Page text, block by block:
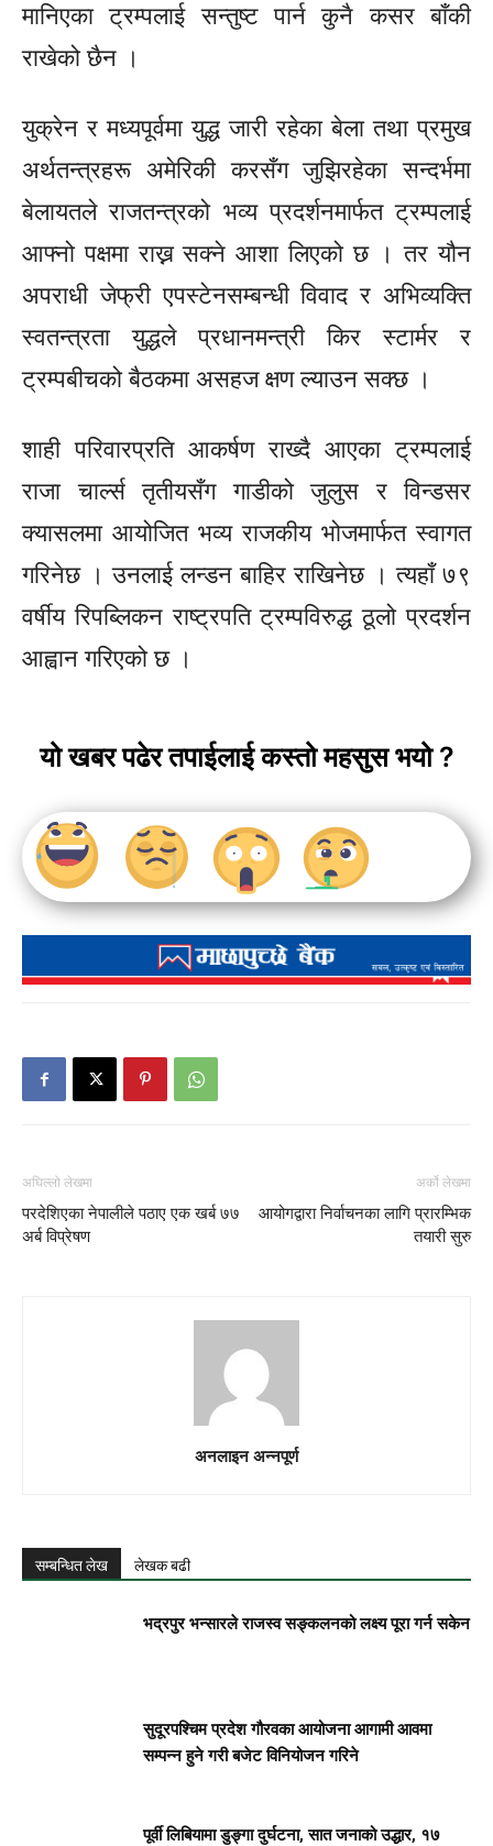
मानिएका ट्रम्पलाई सन्तुष्ट पार्न कुनै कसर बाँकी
राखेको छैन ।
युक्रेन र मध्यपूर्वमा युद्ध जारी रहेका बेला तथा प्रमुख
अर्थतन्त्रहरू अमेरिकी करसँग जुझिरहेका सन्दर्भमा
बेलायतले राजतन्त्रको भव्य प्रदर्शनमार्फत ट्रम्पलाई
आफ्नो पक्षमा राख्न सक्ने आशा लिएको छ । तर यौन
अपराधी जेफ्री एपस्टेनसम्बन्धी विवाद र अभिव्यक्ति
स्वतन्त्रता युद्धले प्रधानमन्त्री किर स्टार्मर र
ट्रम्पबीचको बैठकमा असहज क्षण ल्याउन सक्छ ।
शाही परिवारप्रति आकर्षण राख्दै आएका ट्रम्पलाई
राजा चार्ल्स तृतीयसँग गाडीको जुलुस र विन्डसर
क्यासलमा आयोजित भव्य राजकीय भोजमार्फत स्वागत
गरिनेछ । उनलाई लन्डन बाहिर राखिनेछ । त्यहाँ ७९
वर्षीय रिपब्लिकन राष्ट्रपति ट्रम्पविरुद्ध ठूलो प्रदर्शन
आह्वान गरिएको छ ।
यो खबर पढेर तपाईलाई कस्तो महसुस भयो ?
अघिल्लो लेखमा
परदेशिएका नेपालीले पठाए एक खर्ब ७७
अर्ब विप्रेषण
अर्को लेखमा
आयोगद्वारा निर्वाचनका लागि प्रारम्भिक
तयारी सुरु
अनलाइन अन्नपूर्ण
सम्बन्धित लेख लेखक बढी
भद्रपुर भन्सारले राजस्व सङ्कलनको लक्ष्य पूरा गर्न सकेन
सुदूरपश्चिम प्रदेश गौरवका आयोजना आगामी आवमा
सम्पन्न हुने गरी बजेट विनियोजन गरिने
पूर्वी लिबियामा डुङ्गा दुर्घटना, सात जनाको उद्धार, १७